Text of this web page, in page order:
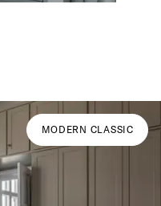
MODERN CLASSIC